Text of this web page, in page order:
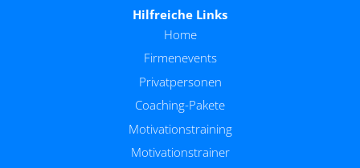
Hilfreiche Links
Home
Firmenevents
Privatpersonen
Coaching-Pakete
Motivationstraining
Motivationstrainer